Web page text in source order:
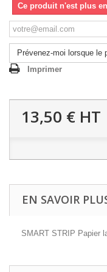
Ce produit n'est plus
Prévenez-moi lorsque le
Imprimer
13,50 € HT
EN SAVOIR
SMART STRIP Papier